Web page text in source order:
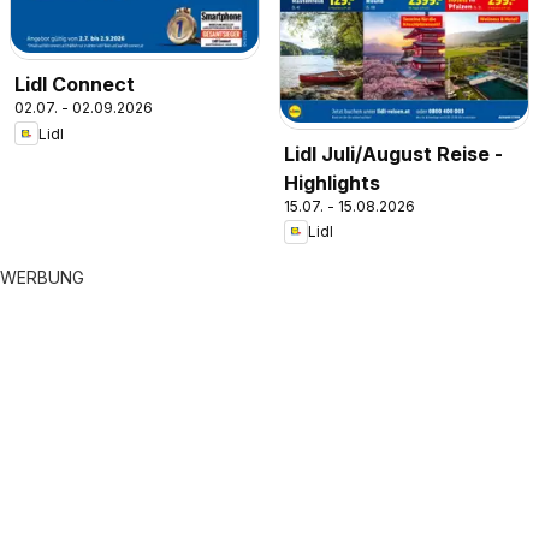
Lidl Connect
02.07. - 02.09.2026
Lidl
Lidl Juli/August Reise -
Highlights
15.07. - 15.08.2026
Lidl
WERBUNG